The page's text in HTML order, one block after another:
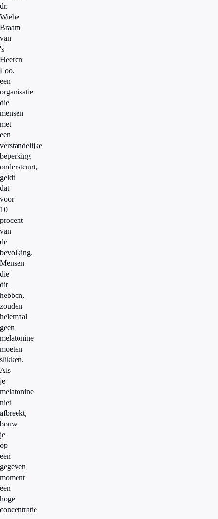
dr.
Wiebe
Braam
van
's
Heeren
Loo,
een
organisatie
die
mensen
met
een
verstandelijke
beperking
ondersteunt,
geldt
dat
voor
10
procent
van
de
bevolking.
Mensen
die
dit
hebben,
zouden
helemaal
geen
melatonine
moeten
slikken.
Als
je
melatonine
niet
afbreekt,
bouw
je
op
een
gegeven
moment
een
hoge
concentratie